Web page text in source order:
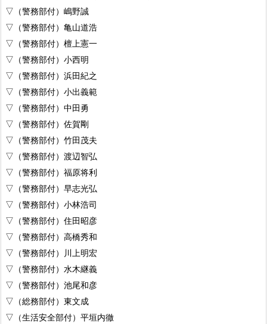
▽（警務部付）嶋野誠
▽（警務部付）亀山道浩
▽（警務部付）檀上憲一
▽（警務部付）小西明
▽（警務部付）浜田紀之
▽（警務部付）小出義範
▽（警務部付）中田勇
▽（警務部付）佐賀剛
▽（警務部付）竹田茂夫
▽（警務部付）渡辺智弘
▽（警務部付）福原将利
▽（警務部付）早志光弘
▽（警務部付）小林浩司
▽（警務部付）住田昭彦
▽（警務部付）高橋秀和
▽（警務部付）川上明宏
▽（警務部付）水木継義
▽（警務部付）池尾和彦
▽（総務部付）東文成
▽（生活安全部付）平垣内徹